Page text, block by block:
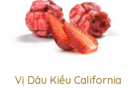
Vị Dâu Kiều California